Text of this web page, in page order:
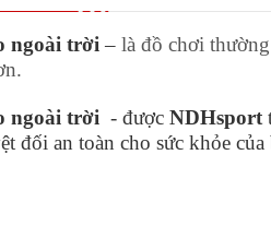
ngoài trời– là đồ chơi
ngoài trời - được NDHsport
đối an toàn cho sức khỏe